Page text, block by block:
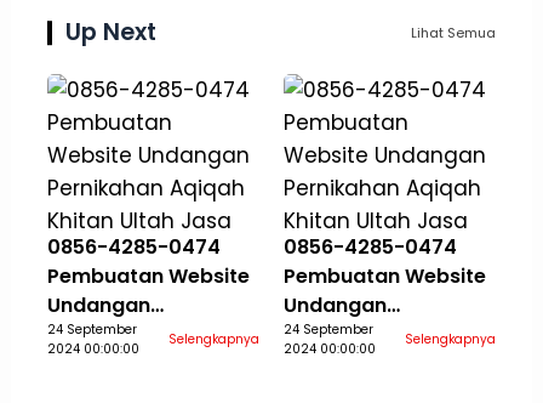
Up Next Lihat Semua
0856-4285-0474
Pembuatan Website
Undangan
Pernikahan Aqiqah
24 September
2024 00:00:00
Selengkapnya
0856-4285-0474
Pembuatan Website
Undangan
Pernikahan Aqiqah
24 September
2024 00:00:00
Selengkapnya